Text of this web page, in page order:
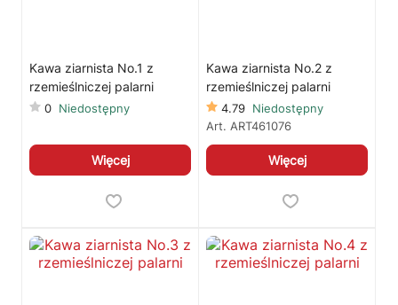
Kawa ziarnista No.1 z
rzemieślniczej palarni
0 Niedostępny
Więcej
Kawa ziarnista No.2 z
rzemieślniczej palarni
4.79 Niedostępny
Art. ART461076
Więcej